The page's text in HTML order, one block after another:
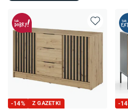
-14% Z GAZETKI -14